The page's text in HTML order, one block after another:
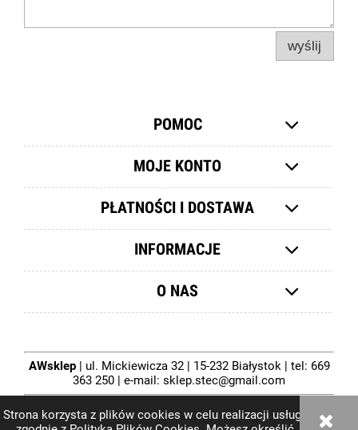
Strona korzysta z plików cookies w celu realizacji usług i
wyślij
POMOC
MOJE KONTO
PŁATNOŚCI I DOSTAWA
INFORMACJE
O NAS
AWsklep| ul. Mickiewicza 32 | 15-232 Białystok | tel: 669
363 250 | e-mail: sklep.stec@gmail.com